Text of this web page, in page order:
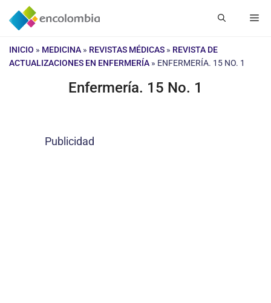
Saltar
INICIO » MEDICINA » REVISTAS MÉDICAS » REVISTA DE
ACTUALIZACIONES EN ENFERMERÍA » ENFERMERÍA. 15 NO. 1
Enfermería. 15 No. 1
Publicidad